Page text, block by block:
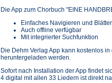
Die App zum Chorbuch "EINE
Einfaches Navigieren und
Auch offline verfügbar
Mit integrierter Suchfunktion
Die Dehm Verlag App kann kostenlos in
heruntergeladen werden.
Sofort nach Installation der App findet
4 digital mit allen 33 Liedern ist direkt